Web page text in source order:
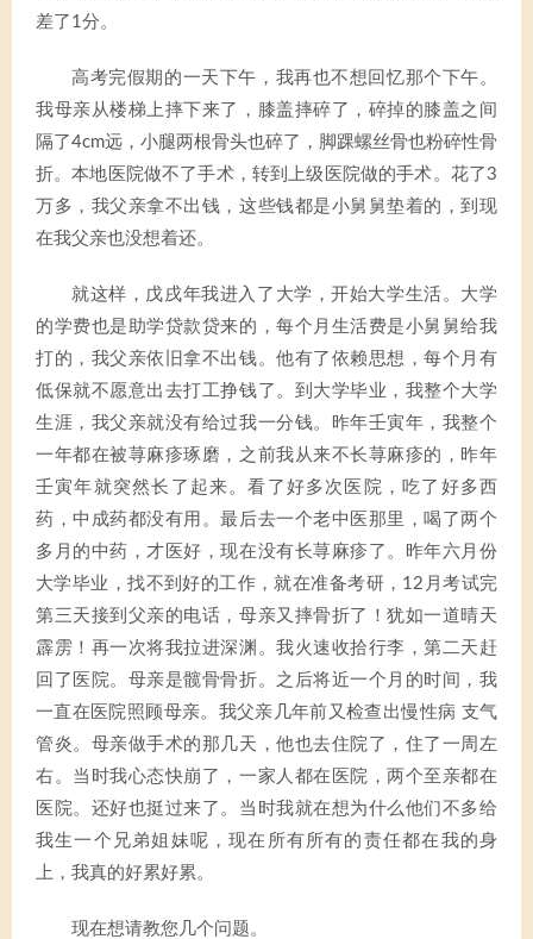
差了1分。
高考完假期的一天下午，我再也不想回忆那个下午。
我母亲从楼梯上摔下来了，膝盖摔碎了，碎掉的膝盖之间
隔了4cm远，小腿两根骨头也碎了，脚踝螺丝骨也粉碎性骨
折。本地医院做不了手术，转到上级医院做的手术。花了3
万多，我父亲拿不出钱，这些钱都是小舅舅垫着的，到现
在我父亲也没想着还。
就这样，戊戌年我进入了大学，开始大学生活。大学
的学费也是助学贷款贷来的，每个月生活费是小舅舅给我
打的，我父亲依旧拿不出钱。他有了依赖思想，每个月有
低保就不愿意出去打工挣钱了。到大学毕业，我整个大学
生涯，我父亲就没有给过我一分钱。昨年壬寅年，我整个
一年都在被荨麻疹琢磨，之前我从来不长荨麻疹的，昨年
壬寅年就突然长了起来。看了好多次医院，吃了好多西
药，中成药都没有用。最后去一个老中医那里，喝了两个
多月的中药，才医好，现在没有长荨麻疹了。昨年六月份
大学毕业，找不到好的工作，就在准备考研，12月考试完
第三天接到父亲的电话，母亲又摔骨折了！犹如一道晴天
霹雳！再一次将我拉进深渊。我火速收拾行李，第二天赶
回了医院。母亲是髋骨骨折。之后将近一个月的时间，我
一直在医院照顾母亲。我父亲几年前又检查出慢性病 支气
管炎。母亲做手术的那几天，他也去住院了，住了一周左
右。当时我心态快崩了，一家人都在医院，两个至亲都在
医院。还好也挺过来了。当时我就在想为什么他们不多给
我生一个兄弟姐妹呢，现在所有所有的责任都在我的身
上，我真的好累好累。
现在想请教您几个问题。